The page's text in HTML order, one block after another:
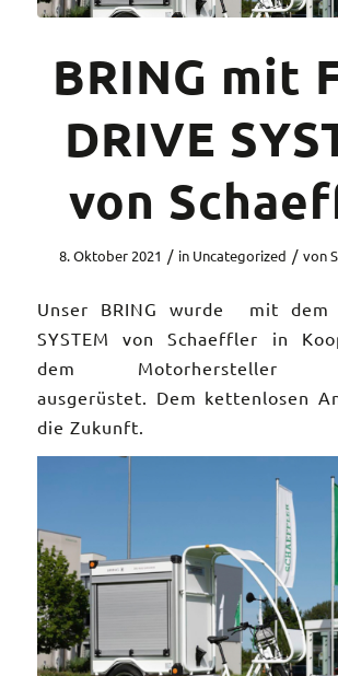
BRING mit
DRIVE
von
8. Oktober 2021 / in Uncategorized / von
Unser BRING wurde mit dem
SYSTEM von Schaeffler in
dem Motorhersteller
ausgerüstet. Dem kettenlosen
die Zukunft.